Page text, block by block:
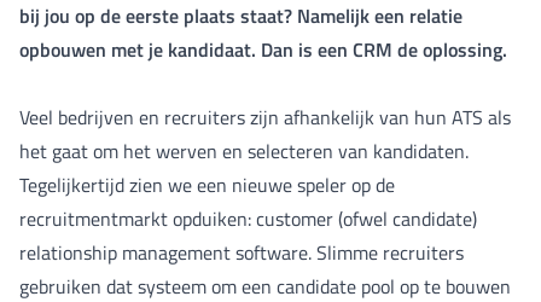
bij jou op de eerste plaats staat? Namelijk een relatie
opbouwen met je kandidaat. Dan is een CRM de oplossing.
Veel bedrijven en recruiters zijn afhankelijk van hun ATS als
het gaat om het werven en selecteren van kandidaten.
Tegelijkertijd zien we een nieuwe speler op de
recruitmentmarkt opduiken: customer (ofwel candidate)
relationship management software. Slimme recruiters
gebruiken dat systeem om een candidate pool op te bouwen